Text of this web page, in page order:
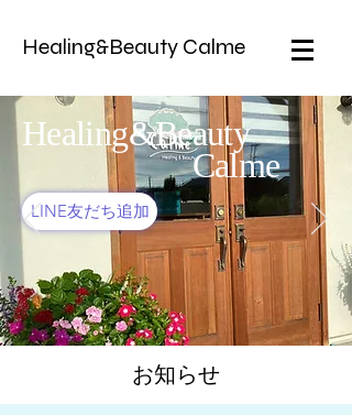
Healing&Beauty Calme
Healing&Beauty
Calme
LINE友だち追加
​お知らせ